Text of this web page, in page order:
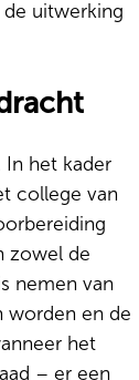
uitwerking
In het kader
college van
zowel de
nemen van
worden en de
het
– er een